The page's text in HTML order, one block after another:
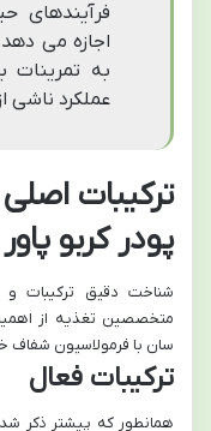
فرآیندهای
اجازه می
به تمرینات
عملکرد ناشی
ترکیبات
پودر کربو
شناخت دقیق ترکیبات
متخصصین تغذیه از اهمیت
سان با فرمولاسیون شفاف
ترکیبات فعال
همانطور که پیشتر ذکر